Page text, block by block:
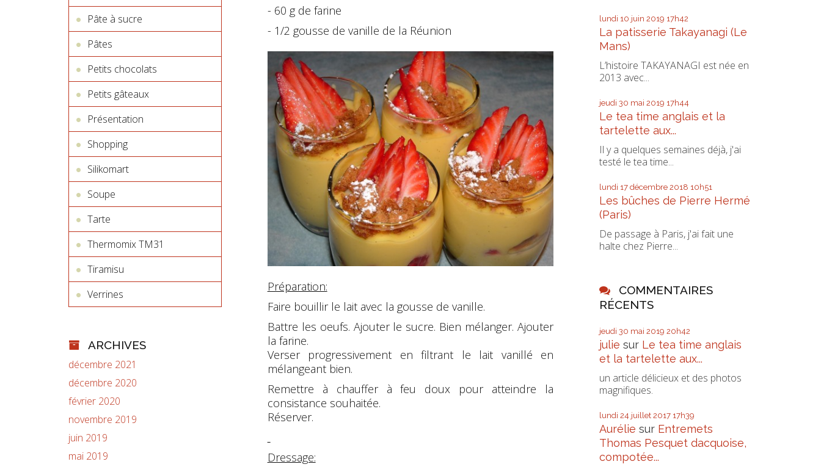
Pâte à sucre
Pâtes
Petits chocolats
Petits gâteaux
Présentation
Shopping
Silikomart
Soupe
Tarte
Thermomix TM31
Tiramisu
Verrines
ARCHIVES
décembre 2021
décembre 2020
février 2020
novembre 2019
juin 2019
mai 2019
- 60 g de farine
- 1/2 gousse de vanille de la Réunion
Préparation:
Faire bouillir le lait avec la gousse de vanille.
Battre les oeufs. Ajouter le sucre. Bien mélanger. Ajouter
la farine.
Verser progressivement en filtrant le lait vanillé en
mélangeant bien.
Remettre à chauffer à feu doux pour atteindre la
consistance souhaitée.
Réserver.
Dressage:
lundi 10 juin 2019 17h42
La patisserie Takayanagi (Le
Mans)
L’histoire TAKAYANAGI est née en
2013 avec...
jeudi 30 mai 2019 17h44
Le tea time anglais et la
tartelette aux...
Il y a quelques semaines déjà, j'ai
testé le tea time...
lundi 17 décembre 2018 10h51
Les bûches de Pierre Hermé
(Paris)
De passage à Paris, j'ai fait une
halte chez Pierre...
COMMENTAIRES
RÉCENTS
jeudi 30 mai 2019 20h42
julie sur Le tea time anglais
et la tartelette aux...
un article délicieux et des photos
magnifiques.
lundi 24 juillet 2017 17h39
Aurélie sur Entremets
Thomas Pesquet dacquoise,
compotée...